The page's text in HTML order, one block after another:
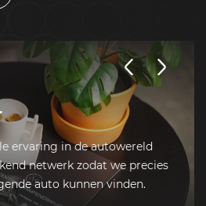
ervaring in de autowereld
netwerk zodat we precies
auto kunnen vinden.